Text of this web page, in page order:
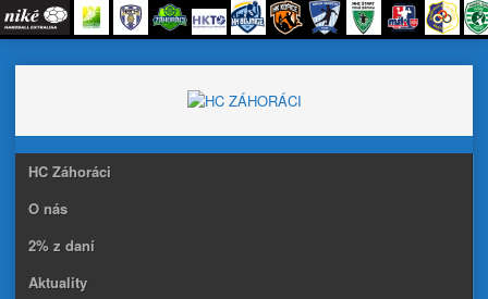
HC Záhoráci
O nás
2% z daní
Aktuality